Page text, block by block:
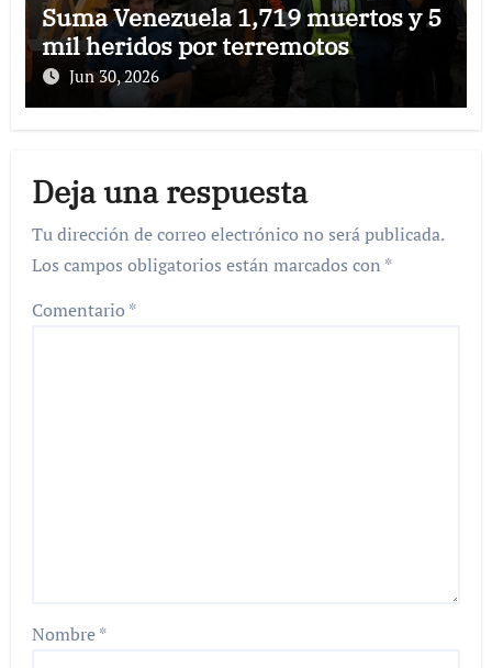
Suma Venezuela 1,719 muertos y 5
mil heridos por terremotos
Jun 30, 2026
Deja una respuesta
Tu dirección de correo electrónico no será publicada.
Los campos obligatorios están marcados con *
Comentario *
Nombre*